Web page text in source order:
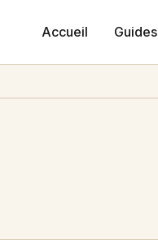
Accueil Guides